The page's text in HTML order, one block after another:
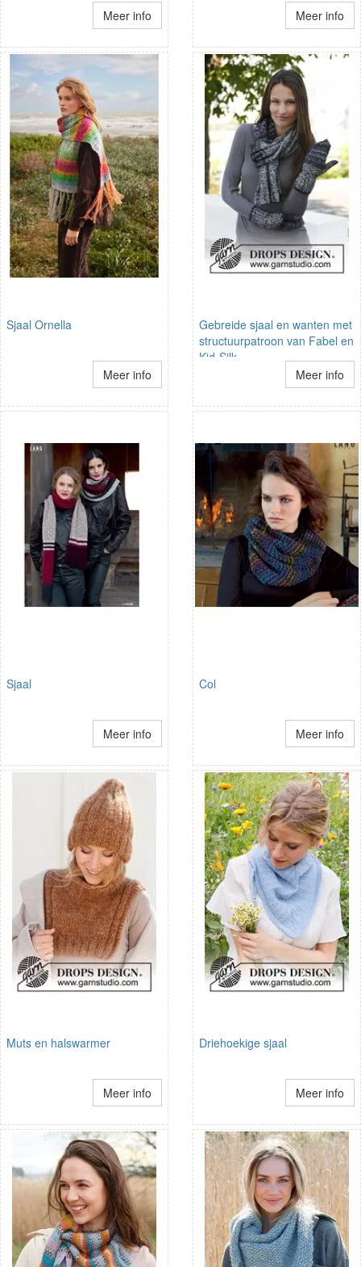
Meer info Meer info
Sjaal Ornella
Meer info
Gebreide sjaal en wanten met
structuurpatroon van Fabel en
Kid-Silk.
Meer info
Sjaal
Meer info
Col
Meer info
Muts en halswarmer
Meer info
Driehoekige sjaal
Meer info